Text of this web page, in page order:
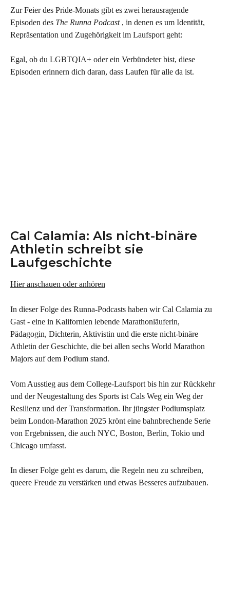
Zur Feier des Pride-Monats gibt es zwei herausragende
Episoden des The Runna Podcast , in denen es um Identität,
Repräsentation und Zugehörigkeit im Laufsport geht:
Egal, ob du LGBTQIA+ oder ein Verbündeter bist, diese
Episoden erinnern dich daran, dass Laufen für alle da ist.
Cal Calamia: Als nicht-binäre
Athletin schreibt sie
Laufgeschichte
Hier anschauen oder anhören
In dieser Folge des Runna-Podcasts haben wir Cal Calamia zu
Gast - eine in Kalifornien lebende Marathonläuferin,
Pädagogin, Dichterin, Aktivistin und die erste nicht-binäre
Athletin der Geschichte, die bei allen sechs World Marathon
Majors auf dem Podium stand.
Vom Ausstieg aus dem College-Laufsport bis hin zur Rückkehr
und der Neugestaltung des Sports ist Cals Weg ein Weg der
Resilienz und der Transformation. Ihr jüngster Podiumsplatz
beim London-Marathon 2025 krönt eine bahnbrechende Serie
von Ergebnissen, die auch NYC, Boston, Berlin, Tokio und
Chicago umfasst.
In dieser Folge geht es darum, die Regeln neu zu schreiben,
queere Freude zu verstärken und etwas Besseres aufzubauen.